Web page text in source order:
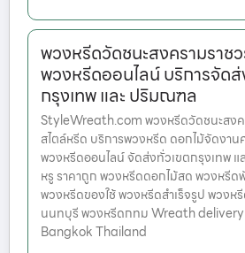
พวงหรีดวัดชนะสงครามราช
พวงหรีดออนไลน์ บริการจัด
กรุงเทพ และ ปริมณฑล
StyleWreath.com พวงหรีดวัดชนะสงค
สไตล์หรีด บริการพวงหรีด ดอกไม้จัดงา
พวงหรีดออนไลน์ จัดส่งทั่วเขตกรุงเทพ
หรู ราคาถูก พวงหรีดดอกไม้สด พวงหรี
พวงหรีดของใช้ พวงหรีดสำเร็จรูป พวง
นนทบุรี พวงหรีดกทม Wreath
Bangkok Thailand